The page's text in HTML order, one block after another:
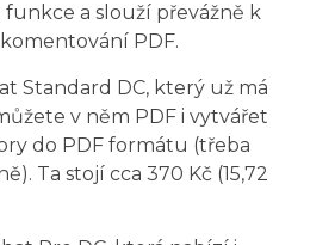
a slouží převážně k
PDF.
Standard DC, který už má
v něm PDF i vytvářet
do PDF formátu (třeba
Ta stojí cca 370 Kč (15,72